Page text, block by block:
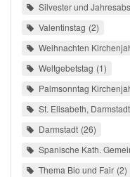
Silvester und
Valentinstag 2
Weihnachten
Weltgebetstag 1
Palmsonntag
St. Elisabeth, Darmstadt
Darmstadt 26
Spanische Kath.
Thema Bio und Fair 2